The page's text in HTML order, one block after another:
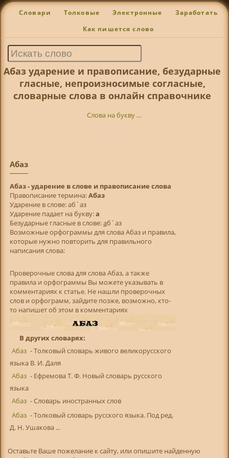
Словари Толковые Электронные Заработать
Как пишется слово
Абаз ударение и правописание, безударные
гласные, непроизносимые согласные,
словарные слова в онлайн справочнике
Слова на букву ...
Абаз
Абаз - ударение в слове и правописание слова
Правописание термина:Абаз
Ударение в слове: аб`аз
Ударение падает на букву:а
Безударные гласные в слове:аб`аз
Возможные орфограммы для слова Абаз и правила,
которые нужно повторить для правильного
написания слова:
Проверочные слова для слова Абаз, а также
правила и орфограммы Вы можете указывать в
комментариях к статье. Не нашли проверочных
слов и орфограмм, зайдите позже, возможно, кто-
то напишет об этом в комментариях
В других словарях:
Абаз - Толковый словарь живого великорусского
языка В. И. Даля
Абаз - Ефремова Т. Ф. Новый словарь русского
языка
Абаз - Словарь иностранных слов
Абаз - Толковый словарь русского языка. Под ред.
Д. Н. Ушакова ...
Оставьте Ваше пожелание к сайту, или опишите найденную